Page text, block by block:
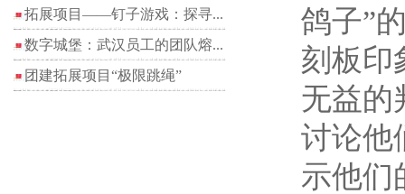
拓展项目——钉子游戏：探寻...
数字城堡：武汉员工的团队熔...
团建拓展项目“极限跳绳”
鸽子”
刻板印
无益的
讨论他
示他们